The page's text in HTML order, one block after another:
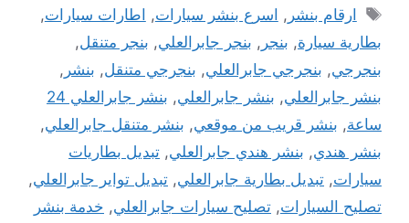
الوسوم
ارقام بنشر , اسرع بنشر سيارات, اطارات سيارات,
بطارية سيارة, بنجر , بنجر جابرالعلي, بنجر متنقل,
بنجرجي, بنجرجي جابرالعلي, بنجرجي متنقل, بنشر ,
بنشر جابرالعلي, بنشر جابرالعلي,
بنشر جابرالعلي 24
ساعة, بنشر قريب من موقعي, بنشر متنقل جابرالعلي,
بنشر هندي, بنشر هندي جابرالعلي, تبديل بطاريات
سيارات, تبديل بطارية جابرالعلي, تبديل تواير جابرالعلي,
تصليح السيارات, تصليح سيارات جابرالعلي, خدمة بنشر